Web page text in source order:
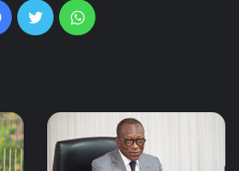
Facebook
TwitterWhatsApp